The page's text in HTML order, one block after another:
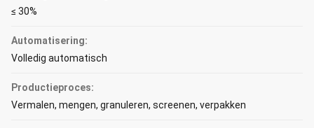
≤ 30%
Automatisering:
Volledig automatisch
Productieproces:
Vermalen, mengen, granuleren, screenen, verpakken